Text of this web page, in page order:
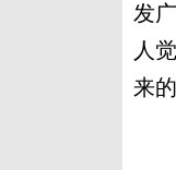
发
人
来
汽